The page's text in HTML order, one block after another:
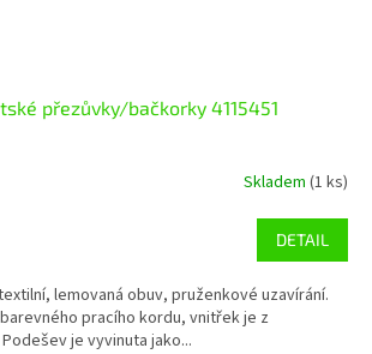
přezůvky/bačkorky 4115451
Skladem (1 ks)
DETAIL
lemovaná obuv, pruženkové uzavírání.
pracího kordu, vnitřek je z
je vyvinuta jako...